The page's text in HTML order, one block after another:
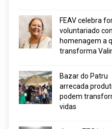
FEAV celebra
voluntariado
homenagem a
transforma
Bazar do Patru
arrecada
podem
vidas